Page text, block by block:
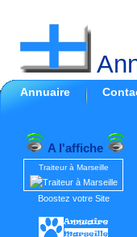
Annuaire
A l'affiche
Traiteur à Marseille
Boostez votre Site